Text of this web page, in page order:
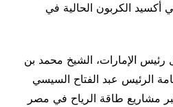
أكسيد الكربون الحالية في
رئيس الإمارات، الشيخ محمد بن
الرئيس عبد الفتاح السيسي
مشاريع طاقة الرياح في مصر